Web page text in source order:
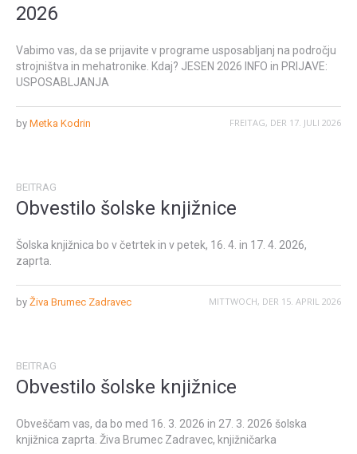
2026
Vabimo vas, da se prijavite v programe usposabljanj na področju
strojništva in mehatronike. Kdaj? JESEN 2026 INFO in PRIJAVE:
USPOSABLJANJA
FREITAG, DER 17. JULI 2026
by Metka Kodrin
BEITRAG
Obvestilo šolske knjižnice
Šolska knjižnica bo v četrtek in v petek, 16. 4. in 17. 4. 2026,
zaprta.
MITTWOCH, DER 15. APRIL 2026
by Živa Brumec Zadravec
BEITRAG
Obvestilo šolske knjižnice
Obveščam vas, da bo med 16. 3. 2026 in 27. 3. 2026 šolska
knjižnica zaprta. Živa Brumec Zadravec, knjižničarka